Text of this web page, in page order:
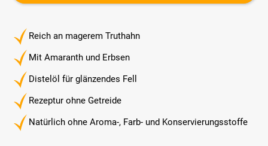
Reich an magerem Truthahn
Mit Amaranth und Erbsen
Distelöl für glänzendes Fell
Rezeptur ohne Getreide
Natürlich ohne Aroma-, Farb- und Konservierungsstoffe